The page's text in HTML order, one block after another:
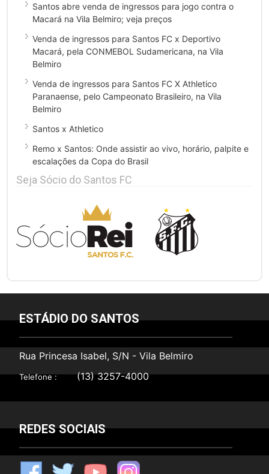
Santos abre venda de ingressos para jogo contra o
Macará na Vila Belmiro; veja preços
Venda de ingressos para Santos FC x Deportivo
Macará, pela CONMEBOL Sudamericana, na Vila
Belmiro
Venda de ingressos para Santos FC X Athletico
Paranaense, pelo Campeonato Brasileiro, na Vila
Belmiro
Santos x Athletico
Remo x Santos: Onde assistir ao vivo, horário, palpite e
escalações da Copa do Brasil
Seja Sócio do Santos FC
ESTÁDIO DO SANTOS
Rua Princesa Isabel, S/N - Vila Belmiro
Telefone : (13) 3257-4000
REDES SOCIAIS